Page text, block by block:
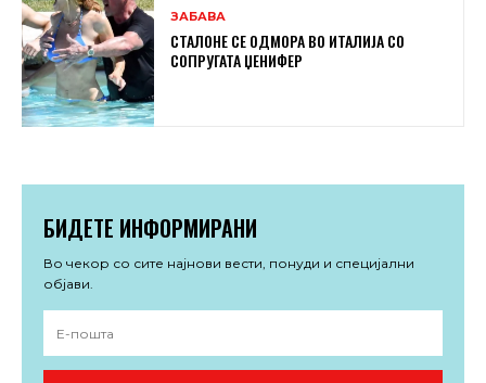
ЗАБАВА
СТАЛОНЕ СЕ ОДМОРА ВО ИТАЛИЈА СО
СОПРУГАТА ЏЕНИФЕР
БИДЕТЕ ИНФОРМИРАНИ
Во чекор со сите најнови вести, понуди и специјални
објави.